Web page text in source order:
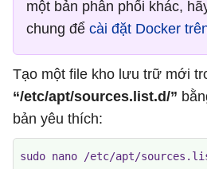
một bản phân phối khác,
chung để cài đặt Docker
Tạo một file kho lưu trữ mới
“/etc/apt/sources.list.d/”
bản yêu thích:
sudo nano /etc/apt/